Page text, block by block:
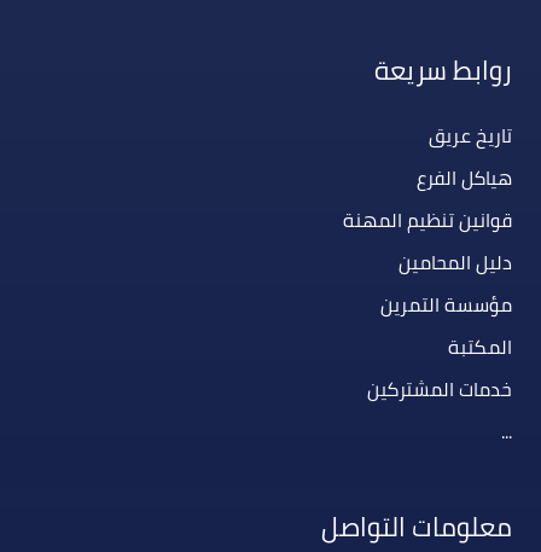
روابط سريعة
تاريخ عريق
هياكل الفرع
قوانين تنظيم المهنة
دليل المحامين
مؤسسة التمرين
المكتبة
خدمات المشتركين
...
معلومات التواصل